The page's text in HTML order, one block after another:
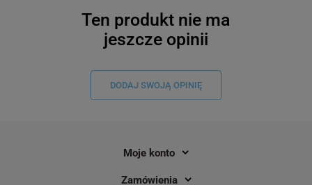
Ten produkt nie ma
jeszcze opinii
DODAJ SWOJĄ OPINIĘ
Moje konto
Zamówienia